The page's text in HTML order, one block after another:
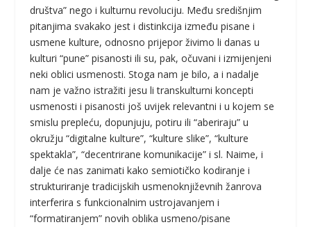
društva” nego i kulturnu revoluciju. Među središnjim
pitanjima svakako jest i distinkcija između pisane i
usmene kulture, odnosno prijepor živimo li danas u
kulturi “pune” pisanosti ili su, pak, očuvani i izmijenjeni
neki oblici usmenosti. Stoga nam je bilo, a i nadalje
nam je važno istražiti jesu li transkulturni koncepti
usmenosti i pisanosti još uvijek relevantni i u kojem se
smislu prepleću, dopunjuju, potiru ili “aberiraju” u
okružju “digitalne kulture”, “kulture slike”, “kulture
spektakla”, “decentrirane komunikacije” i sl. Naime, i
dalje će nas zanimati kako semiotičko kodiranje i
strukturiranje tradicijskih usmenoknjiževnih žanrova
interferira s funkcionalnim ustrojavanjem i
“formatiranjem” novih oblika usmeno/pisane